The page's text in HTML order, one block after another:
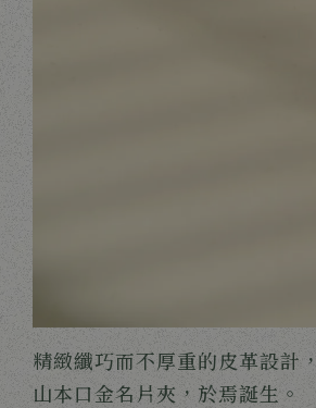
精緻纖巧而不厚重的皮革設計
山本口金名片夾，於焉誕生。